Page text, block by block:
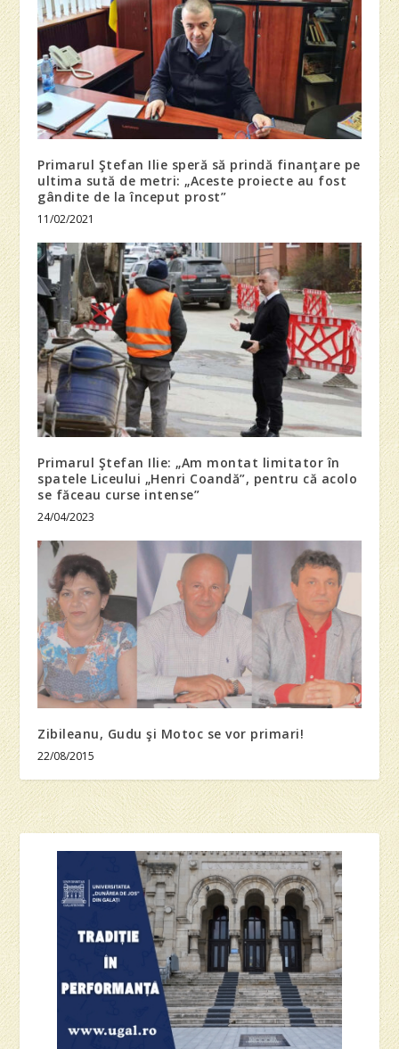
Primarul Ştefan Ilie speră să prindă finanţare pe
ultima sută de metri: „Aceste proiecte au fost
gândite de la început prost”
11/02/2021
Primarul Ştefan Ilie: „Am montat limitator în
spatele Liceului „Henri Coandă”, pentru că acolo
se făceau curse intense”
24/04/2023
Zibileanu, Gudu şi Motoc se vor primari!
22/08/2015